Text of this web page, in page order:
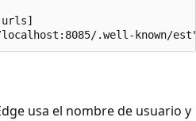
usa el nombre de usuario y